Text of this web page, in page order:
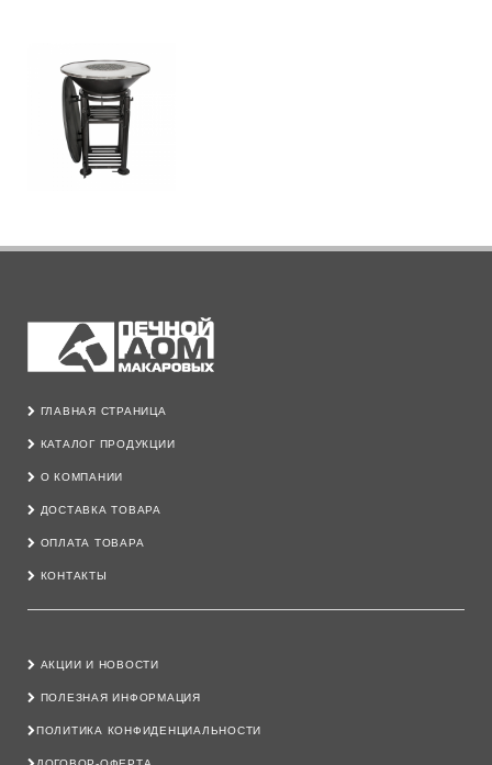
ГЛАВНАЯ СТРАНИЦА
КАТАЛОГ ПРОДУКЦИИ
О КОМПАНИИ
ДОСТАВКА ТОВАРА
ОПЛАТА ТОВАРА
КОНТАКТЫ
АКЦИИ И НОВОСТИ
ПОЛЕЗНАЯ ИНФОРМАЦИЯ
ПОЛИТИКА КОНФИДЕНЦИАЛЬНОСТИ